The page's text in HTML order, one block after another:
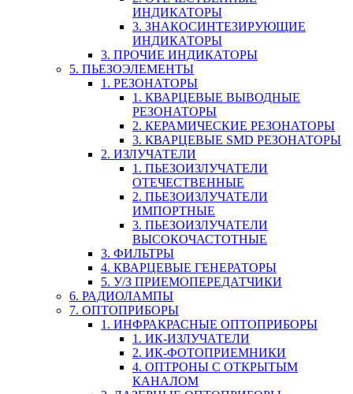
ИНДИКАТОРЫ
3. ЗНАКОСИНТЕЗИРУЮЩИЕ
ИНДИКАТОРЫ
3. ПРОЧИЕ ИНДИКАТОРЫ
5. ПЬЕЗОЭЛЕМЕНТЫ
1. РЕЗОНАТОРЫ
1. КВАРЦЕВЫЕ ВЫВОДНЫЕ
РЕЗОНАТОРЫ
2. КЕРАМИЧЕСКИЕ РЕЗОНАТОРЫ
3. КВАРЦЕВЫЕ SMD РЕЗОНАТОРЫ
2. ИЗЛУЧАТЕЛИ
1. ПЬЕЗОИЗЛУЧАТЕЛИ
ОТЕЧЕСТВЕННЫЕ
2. ПЬЕЗОИЗЛУЧАТЕЛИ
ИМПОРТНЫЕ
3. ПЬЕЗОИЗЛУЧАТЕЛИ
ВЫСОКОЧАСТОТНЫЕ
3. ФИЛЬТРЫ
4. КВАРЦЕВЫЕ ГЕНЕРАТОРЫ
5. У/З ПРИЕМОПЕРЕДАТЧИКИ
6. РАДИОЛАМПЫ
7. ОПТОПРИБОРЫ
1. ИНФРАКРАСНЫЕ ОПТОПРИБОРЫ
1. ИК-ИЗЛУЧАТЕЛИ
2. ИК-ФОТОПРИЕМНИКИ
4. ОПТРОНЫ С ОТКРЫТЫМ
КАНАЛОМ